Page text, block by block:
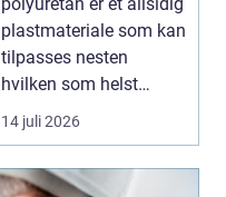
industrien
plastmateriale som kan
tilpasses nesten
hvilken som helst
oppgave. Fra myk...
14 juli 2026